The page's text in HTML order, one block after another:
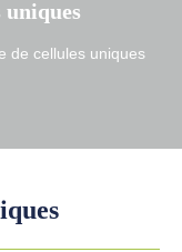
uniques
de cellules uniques